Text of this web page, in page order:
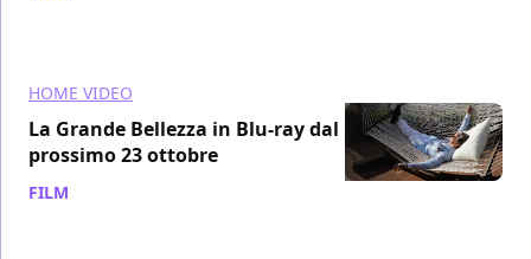
HOME VIDEO
La Grande Bellezza in Blu-ray dal
prossimo 23 ottobre
FILM